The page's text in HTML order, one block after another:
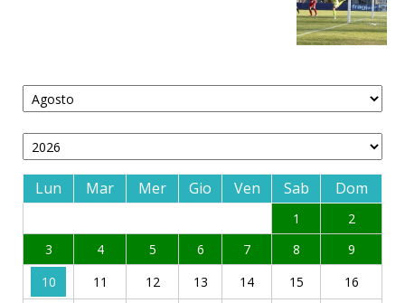
Lun Mar Mer Gio Ven Sab Dom
1
2
3
4 5 6 7 8
9
10
11 12 13 14 15
16